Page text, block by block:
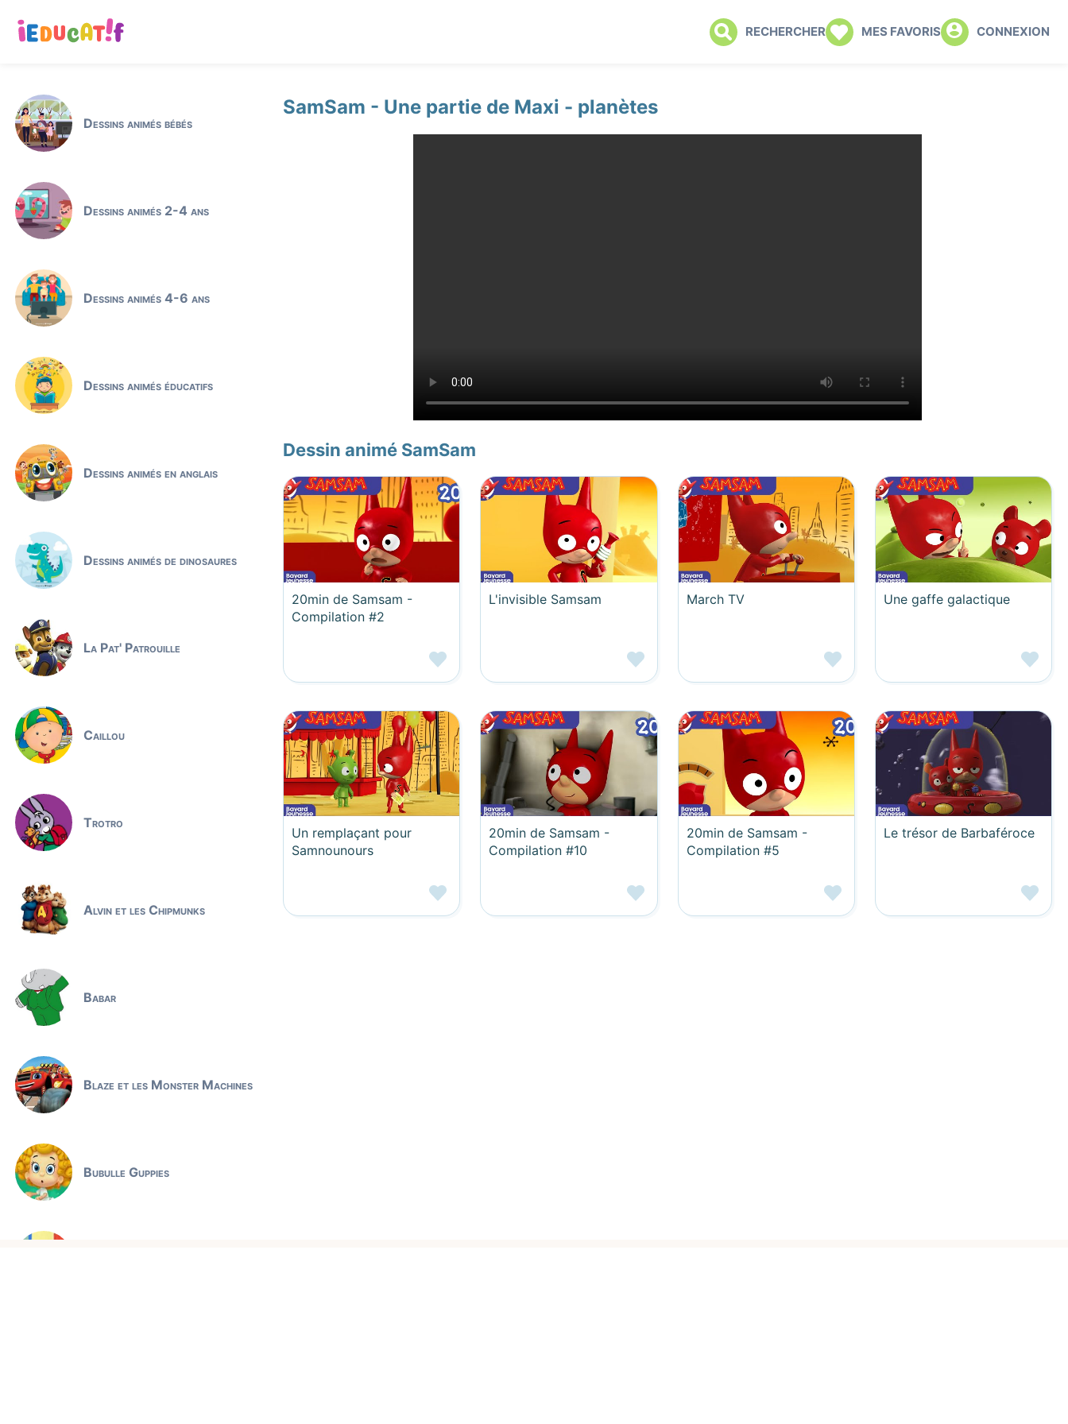
RECHERCHER MES FAVORIS CONNEXION
Dessins animés bébés
Dessins animés 2-4 ans
Dessins animés 4-6 ans
Dessins animés éducatifs
Dessins animés en anglais
Dessins animés de dinosaures
La Pat' Patrouille
Caillou
Trotro
Alvin et les Chipmunks
Babar
Blaze et les Monster Machines
Bubulle Guppies
SamSam - Une partie de Maxi - planètes
Dessin animé SamSam
20min de Samsam -
Compilation #2
L'invisible Samsam March TV Une gaffe galactique
Un remplaçant pour
Samnounours
20min de Samsam -
Compilation #10
20min de Samsam -
Compilation #5
Le trésor de Barbaféroce